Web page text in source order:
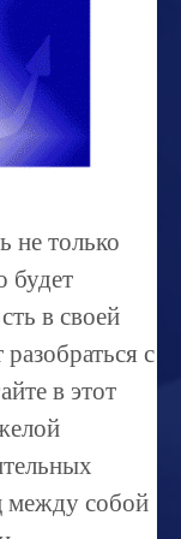
не только
будет
в своей
с
в этот
между собой